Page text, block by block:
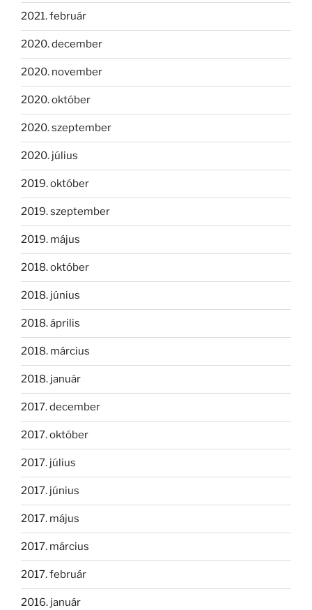
2021. február
2020. december
2020. november
2020. október
2020. szeptember
2020. július
2019. október
2019. szeptember
2019. május
2018. október
2018. június
2018. április
2018. március
2018. január
2017. december
2017. október
2017. július
2017. június
2017. május
2017. március
2017. február
2016. január